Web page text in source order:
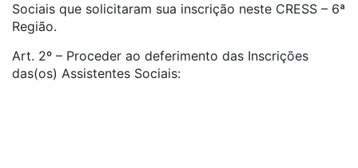
Sociais que solicitaram sua inscrição neste CRESS – 6ª
Região.
Art. 2º – Proceder ao deferimento das Inscrições
das(os) Assistentes Sociais: